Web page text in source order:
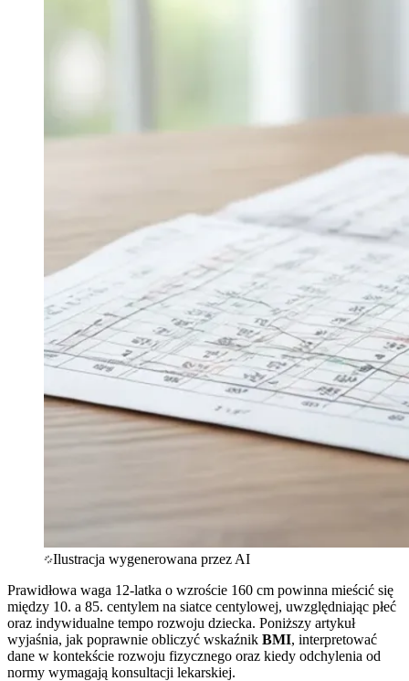
Ilustracja wygenerowana przez AI
Prawidłowa waga 12-latka o wzroście 160 cm powinna mieścić się
między 10. a 85. centylem na siatce centylowej, uwzględniając płeć
oraz indywidualne tempo rozwoju dziecka. Poniższy artykuł
wyjaśnia, jak poprawnie obliczyć wskaźnik BMI, interpretować
dane w kontekście rozwoju fizycznego oraz kiedy odchylenia od
normy wymagają konsultacji lekarskiej.